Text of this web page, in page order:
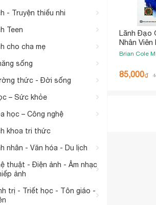
- Truyện thiếu nhi
Teen
cho cha mẹ
sống
thức - Đời sống
– Sức khỏe
học – Công nghệ
khoa tri thức
nhân - Văn hóa - Du lịch
thuật - Điện ảnh - Âm nhạc
ảnh
trị - Triết học - Tôn giáo -
Lãnh Đạo
Nhân
Chúng
Brian Cole
85,000₫